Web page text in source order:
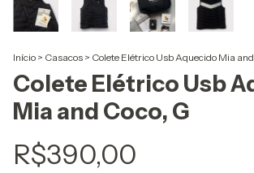
Início > Casacos > Colete Elétrico Usb Aquecido Mia and
Colete Elétrico Usb
Mia and Coco, G
R$390,00